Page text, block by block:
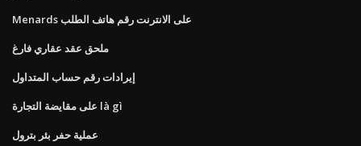
Menards على الانترنت رقم هاتف الطلب
ملحق عقد عقاري فارغ
إيرادات رقم حساب المتداول
على مقايضة التجارة là gì
عملية حفر بئر بترول